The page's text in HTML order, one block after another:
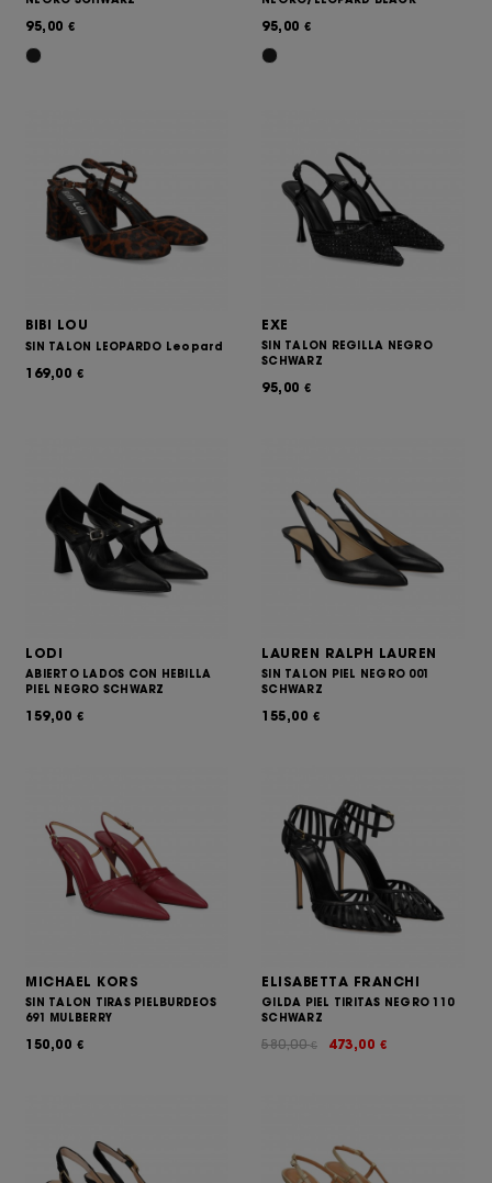
95,00 € 95,00 €
BIBI LOU
SIN TALON LEOPARDO Leopard
169,00 €
EXE
SIN TALON REGILLA NEGRO
SCHWARZ
95,00 €
LODI
ABIERTO LADOS CON HEBILLA
PIEL NEGRO SCHWARZ
159,00 €
LAUREN RALPH LAUREN
SIN TALON PIEL NEGRO 001
SCHWARZ
155,00 €
MICHAEL KORS
SIN TALON TIRAS PIELBURDEOS
691 MULBERRY
150,00 €
ELISABETTA FRANCHI
GILDA PIEL TIRITAS NEGRO 110
SCHWARZ
473,00 €
580,00€